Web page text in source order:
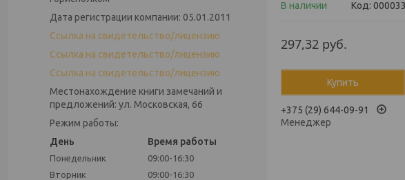
В наличии Код:
297,32 руб.
Купить
+375 (29) 644-09-91
Менеджер
Дата регистрации компании: 05.01.2011
Ссылка на свидетельство/лицензию
Ссылка на свидетельство/лицензию
Ссылка на свидетельство/лицензию
Местонахождение книги замечаний и
предложений: ул. Московская, 66
Режим работы:
День
Время работы
Понедельник
09:00-16:30
Вторник
09:00-16:30